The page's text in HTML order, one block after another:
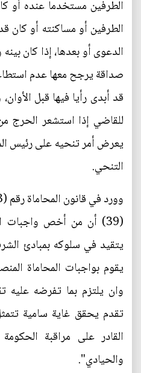
الطرفين مستخدما عنده أو
الطرفين أو مساكنته أو كان
الدعوى أو بعدها، إذا كان
صداقة يرجح معها عدم
للقاضي إذا استشعر الحرج
يعرض أمر تنحيه على رئيس
التنحي.
(39) أن من أخص واجبات
يتقيد في سلوكه بمبادئ
يقوم بواجبات المحاماة
وان يلتزم بما تفرضه عليه
تقدم يحقق غاية سامية
القادر على مراقبة
والحيادي".